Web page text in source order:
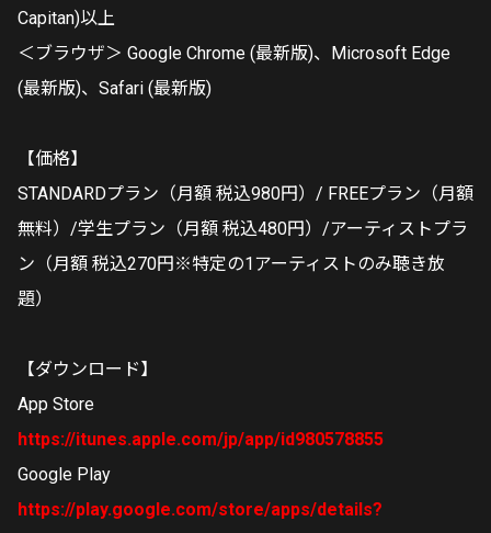
Capitan)以上
＜ブラウザ＞ Google Chrome (最新版)、Microsoft Edge
(最新版)、Safari (最新版)
【価格】
STANDARDプラン（月額 税込980円）/ FREEプラン（月額
無料）/学生プラン（月額 税込480円）/アーティストプラ
ン（月額 税込270円※特定の1アーティストのみ聴き放
題）
【ダウンロード】
App Store
https://itunes.apple.com/jp/app/id980578855
Google Play
https://play.google.com/store/apps/details?